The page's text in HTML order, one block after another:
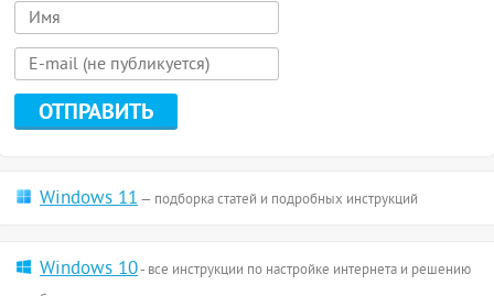
Windows 11— подборка статей и подробных инструкций
Windows 10- все инструкции по настройке интернета и решению